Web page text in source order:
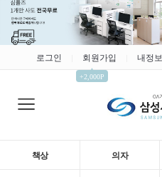
로그인 회원가입
▲
+2,000P
내정보
책상 의자